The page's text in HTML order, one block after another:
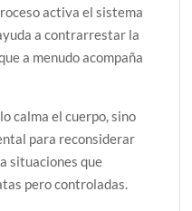
activa el sistema
a contrarrestar la
a menudo acompaña
calma el cuerpo, sino
para reconsiderar
situaciones que
pero controladas.